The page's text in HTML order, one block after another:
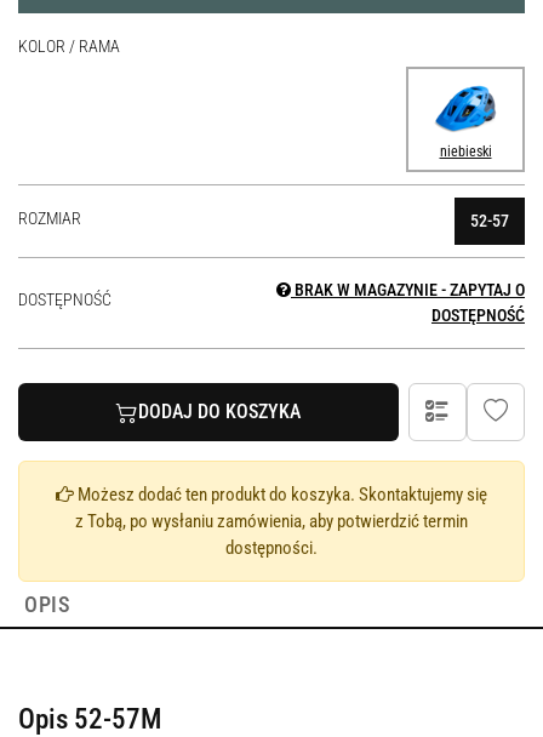
KOLOR / RAMA
niebieski
ROZMIAR 52-57
DOSTĘPNOŚĆ
BRAK W MAGAZYNIE - ZAPYTAJ O
DOSTĘPNOŚĆ
DODAJ DO KOSZYKA
Możesz dodać ten produkt do koszyka. Skontaktujemy się
z Tobą, po wysłaniu zamówienia, aby potwierdzić termin
dostępności.
OPIS
Opis 52-57M